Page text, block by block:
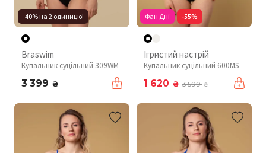
-40% на 2 одиницю!
Braswim
Купальник суцільний 309WM
3 399 ₴
Фан Дні -55%
Ігристий настрій
Купальник суцільний 600MS
1 620 ₴ 3 599₴